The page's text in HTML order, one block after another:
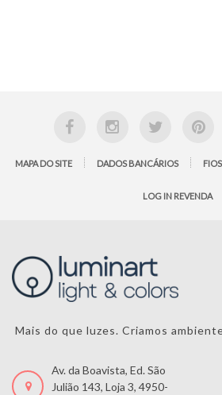
MAPA DO SITE DADOS BANCÁRIOS
LOG IN REVENDA
Mais do que luzes. Criamos
Av. da Boavista, Ed. São
Julião 143, Loja 3, 4950-